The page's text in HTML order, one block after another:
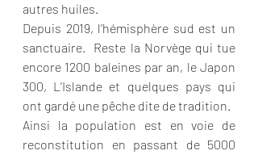
autres huiles.
Depuis 2019, l’hémisphère sud est un
sanctuaire.  Reste la Norvège qui tue
encore 1200 baleines par an, le Japon
300, L’Islande et quelques pays qui
ont gardé une pêche dite de tradition.
Ainsi la population est en voie de
reconstitution en passant de 5000